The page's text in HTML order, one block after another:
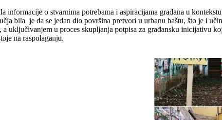
informacije o stvarnima potrebama i aspiracijama građana u
bila je da se jedan dio površina pretvori u urbanu baštu, što je i
uključivanjem u proces skupljanja potpisa za građansku inicijativu
na raspolaganju.